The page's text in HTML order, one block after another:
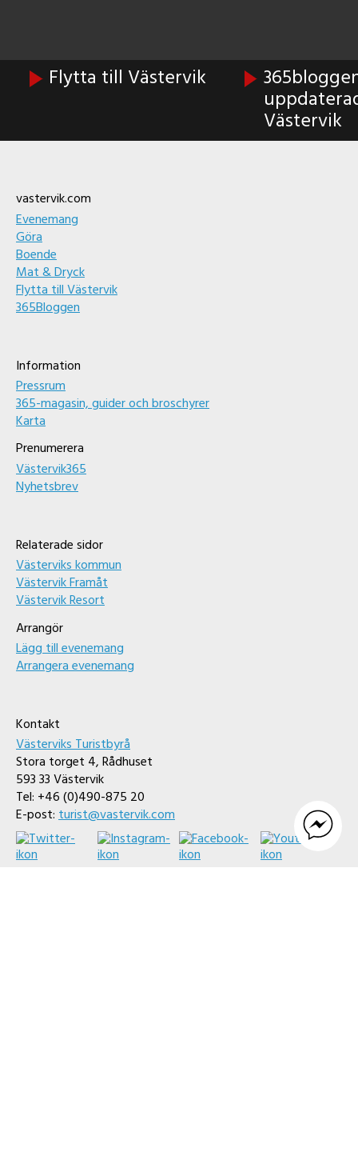
Flytta till Västervik
Västervik
Footer
vastervik.com
Evenemang
Göra
Boende
Mat & Dryck
Flytta till Västervik
365Bloggen
Information
Pressrum
365-magasin, guider och broschyrer
Karta
Prenumerera
Västervik365
Nyhetsbrev
Relaterade sidor
Västerviks kommun
Västervik Framåt
Västervik Resort
Arrangör
Lägg till evenemang
Arrangera evenemang
Kontakt
Västerviks Turistbyrå
Stora torget 4, Rådhuset
593 33 Västervik
Tel: +46 (0)490-875 20
E-post:turist@vastervik.com